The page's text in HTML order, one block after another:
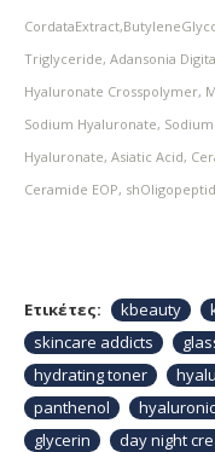
Cord
Triglyceride, Adansonia
Hyaluronate Crosspolymer,
Sodium Hyaluronate,
Hyaluronate, Asiatic Acid,
Ceramide EOP,
Ετικέτες: kbeauty
skincare addicts
hydrating toner
panthenol
glycerin
day night